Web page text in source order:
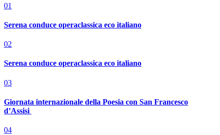
01
Serena conduce operaclassica eco italiano
02
Serena conduce operaclassica eco italiano
03
Giornata internazionale della Poesia con San Francesco
d’Assisi
04